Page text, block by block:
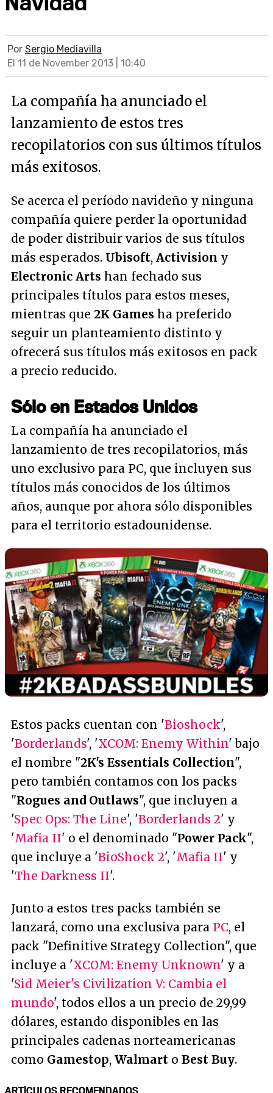
Por Sergio Mediavilla
El 11 de November 2013 | 10:40
La compañía ha anunciado el
lanzamiento de estos tres
recopilatorios con sus últimos títulos
más exitosos.
Se acerca el período navideño y ninguna
compañía quiere perder la oportunidad
de poder distribuir varios de sus títulos
más esperados. Ubisoft, Activision y
Electronic Arts han fechado sus
principales títulos para estos meses,
mientras que 2K Games ha preferido
seguir un planteamiento distinto y
ofrecerá sus títulos más exitosos en pack
a precio reducido.
Sólo en Estados Unidos
La compañía ha anunciado el
lanzamiento de tres recopilatorios, más
uno exclusivo para PC, que incluyen sus
títulos más conocidos de los últimos
años, aunque por ahora sólo disponibles
para el territorio estadounidense.
Estos packs cuentan con 'Bioshock',
'Borderlands', 'XCOM: Enemy Within' bajo
el nombre "2K's Essentials Collection",
pero también contamos con los packs
"Rogues and Outlaws", que incluyen a
'Spec Ops: The Line', 'Borderlands 2' y
'Mafia II' o el denominado "Power Pack",
que incluye a 'BioShock 2', 'Mafia II' y
'The Darkness II'.
Junto a estos tres packs también se
lanzará, como una exclusiva para PC, el
pack "Definitive Strategy Collection", que
incluye a 'XCOM: Enemy Unknown' y a
'Sid Meier's Civilization V: Cambia el
mundo', todos ellos a un precio de 29,99
dólares, estando disponibles en las
principales cadenas norteamericanas
como Gamestop, Walmart o Best Buy.
ARTÍCULOS RECOMENDADOS